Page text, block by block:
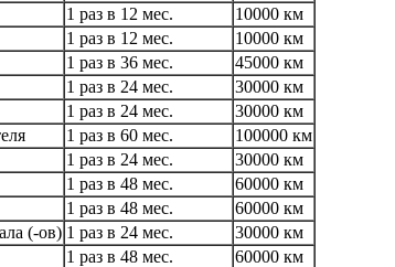
1 раз в 12 мес.
10000 км
1 раз в 12 мес.
10000 км
1 раз в 36 мес.
45000 км
1 раз в 24 мес.
30000 км
1 раз в 24 мес.
30000 км
1 раз в 60 мес.
100000 км
1 раз в 24 мес.
30000 км
1 раз в 48 мес.
60000 км
1 раз в 48 мес.
60000 км
(-ов) 1 раз в 24 мес.
30000 км
1 раз в 48 мес.
60000 км